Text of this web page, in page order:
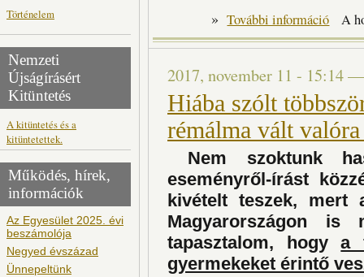
Történelem
Nemzeti
Újságírásért
Kitüntetés
A kitüntetés és a
kitüntetettek.
Működés, hírek,
információk
Az Egyesület 2025. évi
beszámolója
Negyed évszázad
Ünnepeltünk
» További információ Miért
A
2017, november 11 - 15:14
Hiába szólt
rémálma vált
Nem szoktunk
eseményről-írást
kivételt teszek, mert
Magyarországon is
tapasztalom, hogya
gyermekeket érintő